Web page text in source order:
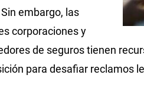
embargo, las
corporaciones y
de seguros tienen
para desafiar reclamos